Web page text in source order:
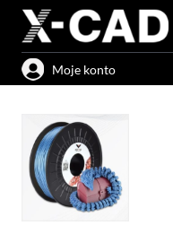
Przejdź
treści
Moje konto